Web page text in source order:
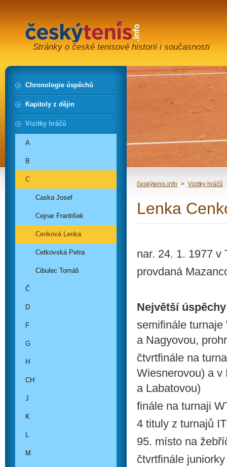
Stránky o české tenisové historii i současnosti
českýtenis.info > Vizitky hráčů
Lenka
nar. 24. 1. 1977 v
provdaná
Největší
semifinále turnaje
a Nagyovou,
čtvrtfinále na
Wiesnerovou) a v
a Labatovou)
finále na turnaji
4 tituly z turnajů
95. místo na
čtvrtfinále
Chronologie úspěchů
Kapitoly z dějin
Vizitky hráčů
A
B
C
Caska Josef
Cejnar František
Cenková Lenka
Cetkovská Petra
Cibulec Tomáš
Č
D
F
G
H
CH
J
K
L
M